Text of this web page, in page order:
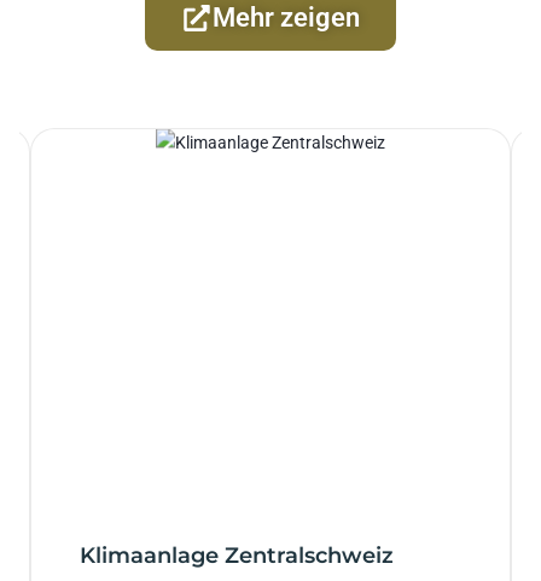
Mehr zeigen
Klimaanlage Zentralschweiz